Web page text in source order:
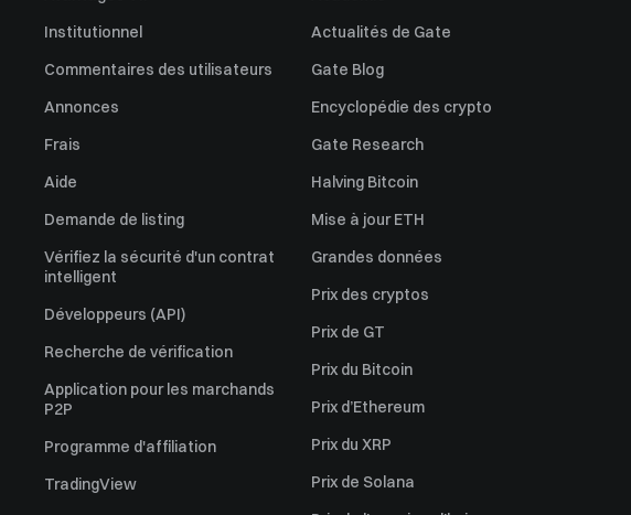
Institutionnel
Commentaires des utilisateurs
Annonces
Frais
Aide
Demande de listing
Vérifiez la sécurité d'un contrat
intelligent
Développeurs (API)
Recherche de vérification
Application pour les marchands
P2P
Programme d'affiliation
TradingView
Actualités de Gate
Gate Blog
Encyclopédie des crypto
Gate Research
Halving Bitcoin
Mise à jour ETH
Grandes données
Prix des cryptos
Prix de GT
Prix du Bitcoin
Prix d’Ethereum
Prix du XRP
Prix de Solana